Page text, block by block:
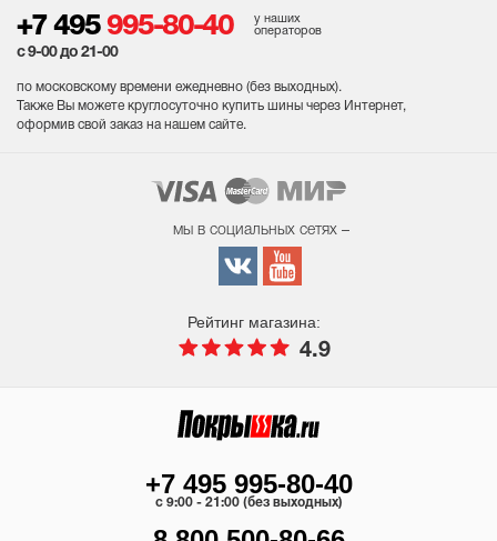
+7 495 995-80-40
у наших
операторов
с 9-00 до 21-00
по московскому времени ежедневно (без выходных).
Также Вы можете круглосуточно купить шины через Интернет,
оформив свой заказ на нашем сайте.
мы в социальных сетях –
Рейтинг магазина:
4.9
+7 495 995-80-40
c 9:00 - 21:00 (без выходных)